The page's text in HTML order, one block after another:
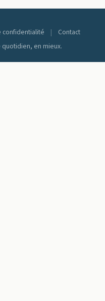
confidentialité |
Contact
en mieux.